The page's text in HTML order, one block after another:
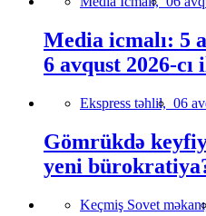
Media icmalı: 5
6 avqust 2026-cı
Ekspress təhlil, 06
Gömrükdə
yeni
Keçmiş Sovet